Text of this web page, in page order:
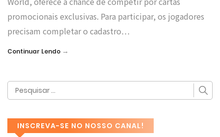
promocionais exclusivas. Para participar, os jogadores
precisam completar o cadastro…
Continuar Lendo →
INSCREVA-SE NO NOSSO CANAL!